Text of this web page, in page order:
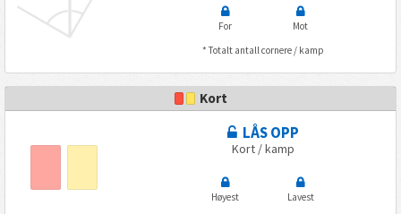
For
Mot
* Totalt antall cornere / kamp
Kort
LÅS OPP
Kort / kamp
Høyest
Lavest